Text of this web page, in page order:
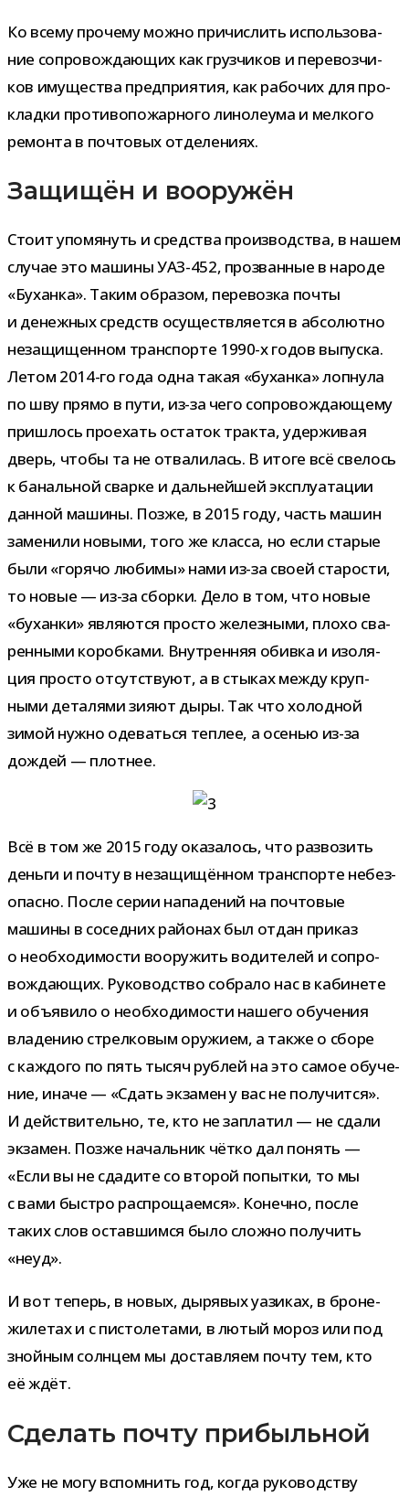
Ко всему про­чему можно при­чис­лить исполь­зо­ва­
ние сопро­вож­да­ю­щих как груз­чи­ков и пере­воз­чи­
ков иму­ще­ства пред­при­я­тия, как рабо­чих для про­
кладки про­ти­во­по­жар­ного лино­ле­ума и мел­кого
ремонта в поч­то­вых отделениях.
Защищён и вооружён
Стоит упо­мя­нуть и сред­ства про­из­вод­ства, в нашем
слу­чае это машины УАЗ-452, про­зван­ные в народе
«Буханка». Таким обра­зом, пере­возка почты
и денеж­ных средств осу­ществ­ля­ется в абсо­лютно
неза­щи­щен­ном транс­порте 1990-​х годов выпуска.
Летом 2014-​го года одна такая «буханка» лоп­нула
по шву прямо в пути, из-​за чего сопро­вож­да­ю­щему
при­шлось про­ехать оста­ток тракта, удер­жи­вая
дверь, чтобы та не отва­ли­лась. В итоге всё све­лось
к баналь­ной сварке и даль­ней­шей экс­плу­а­та­ции
дан­ной машины. Позже, в 2015 году, часть машин
заме­нили новыми, того же класса, но если ста­рые
были «горячо любимы» нами из-​за своей ста­ро­сти,
то новые — из-​за сборки. Дело в том, что новые
«буханки» явля­ются про­сто желез­ными, плохо сва­
рен­ными короб­ками. Внутренняя обивка и изо­ля­
ция про­сто отсут­ствуют, а в сты­ках между круп­
ными дета­лями зияют дыры. Так что холод­ной
зимой нужно оде­ваться теп­лее, а осе­нью из-​за
дождей — плотнее.
Всё в том же 2015 году ока­за­лось, что раз­во­зить
деньги и почту в неза­щи­щён­ном транс­порте небез­
опасно. После серии напа­де­ний на поч­то­вые
машины в сосед­них рай­о­нах был отдан при­каз
о необ­хо­ди­мо­сти воору­жить води­те­лей и сопро­
вож­да­ю­щих. Руководство собрало нас в каби­нете
и объ­явило о необ­хо­ди­мо­сти нашего обу­че­ния
вла­де­нию стрел­ко­вым ору­жием, а также о сборе
с каж­дого по пять тысяч руб­лей на это самое обу­че­
ние, иначе — «Сдать экза­мен у вас не полу­чится».
И дей­стви­тельно, те, кто не запла­тил — не сдали
экза­мен. Позже началь­ник чётко дал понять —
«Если вы не сда­дите со вто­рой попытки, то мы
с вами быстро рас­про­ща­емся». Конечно, после
таких слов остав­шимся было сложно полу­чить
«неуд».
И вот теперь, в новых, дыря­вых уази­ках, в бро­не­
жи­ле­тах и с писто­ле­тами, в лютый мороз или под
зной­ным солн­цем мы достав­ляем почту тем, кто
её ждёт.
Сделать почту прибыльной
Уже не могу вспом­нить год, когда руко­вод­ству